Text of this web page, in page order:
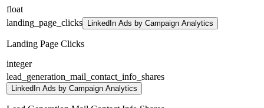
float
landing_page_clicks
LinkedIn Ads by Campaign Analytics
Landing Page Clicks
integer
lead_generation_mail_contact_info_shares
LinkedIn Ads by Campaign Analytics